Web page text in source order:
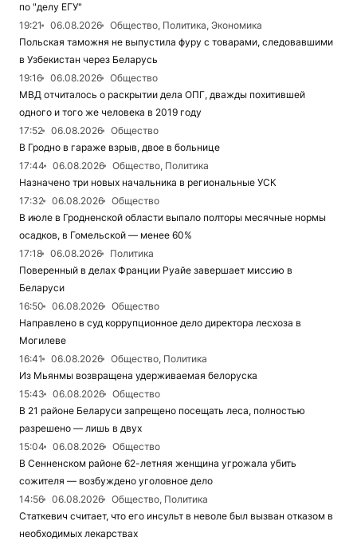
по "делу ЕГУ"
19:21
06.08.2026
Общество, Политика, Экономика
Польская таможня не выпустила фуру с товарами, следовавшими
в Узбекистан через Беларусь
19:16
06.08.2026
Общество
МВД отчиталось о раскрытии дела ОПГ, дважды похитившей
одного и того же человека в 2019 году
17:52
06.08.2026
Общество
В Гродно в гараже взрыв, двое в больнице
17:44
06.08.2026
Общество, Политика
Назначено три новых начальника в региональные УСК
17:32
06.08.2026
Общество
В июле в Гродненской области выпало полторы месячные нормы
осадков, в Гомельской — менее 60%
17:18
06.08.2026
Политика
Поверенный в делах Франции Руайе завершает миссию в
Беларуси
16:50
06.08.2026
Общество
Направлено в суд коррупционное дело директора лесхоза в
Могилеве
16:41
06.08.2026
Общество, Политика
Из Мьянмы возвращена удерживаемая белоруска
15:43
06.08.2026
Общество
В 21 районе Беларуси запрещено посещать леса, полностью
разрешено — лишь в двух
15:04
06.08.2026
Общество
В Сенненском районе 62-летняя женщина угрожала убить
сожителя — возбуждено уголовное дело
14:56
06.08.2026
Общество, Политика
Статкевич считает, что его инсульт в неволе был вызван отказом в
необходимых лекарствах